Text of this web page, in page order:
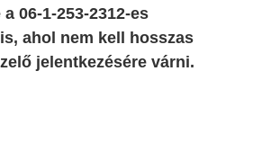
06-1-253-2312-es
ahol nem kell hosszas
jelentkezésére várni.